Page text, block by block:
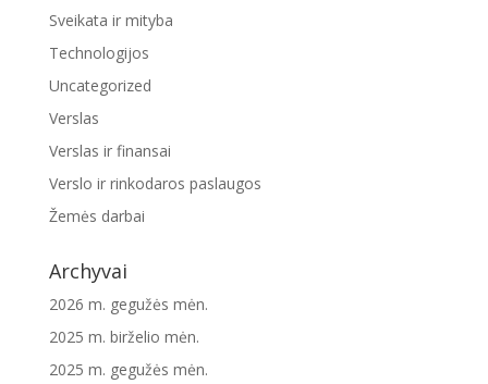
Sveikata ir mityba
Technologijos
Uncategorized
Verslas
Verslas ir finansai
Verslo ir rinkodaros paslaugos
Žemės darbai
Archyvai
2026 m. gegužės mėn.
2025 m. birželio mėn.
2025 m. gegužės mėn.